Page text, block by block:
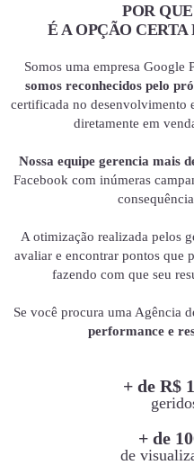
POR
É A OPÇÃO CERTA
Somos uma empresa Google
somos reconhecidos pelo
certificada no desenvolvimento
diretamente em
Nossa equipe gerencia mais
Facebook com inúmeras
A otimização realizada pelos
avaliar e encontrar pontos que
fazendo com que seu
Se você procura uma Agência
performance e
+ de R$
+ de
de